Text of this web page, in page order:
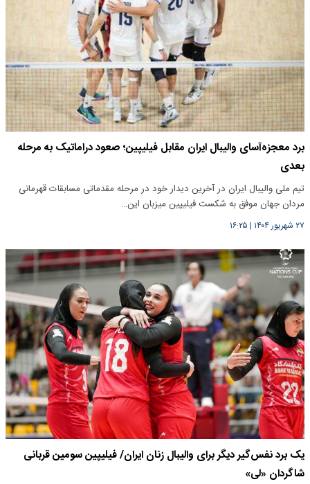
برد معجزه‌آسای والیبال ایران مقابل فیلیپین؛ صعود دراماتیک به مرحله
بعدی
تیم ملی والیبال ایران در آخرین دیدار خود در مرحله مقدماتی مسابقات قهرمانی
مردان جهان موفق به شکست فیلیپین میزبان این…
۲۷ شهریور ۱۴۰۴ | ۱۶:۲۵
یک برد نفس‌گیر دیگر برای والیبال زنان ایران/ فیلیپین سومین قربانی
شاگردان «لی»